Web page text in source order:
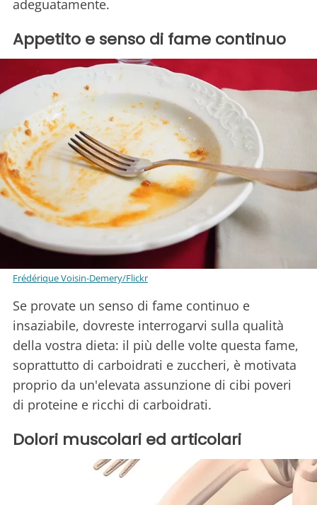
adeguatamente.
Appetito e senso di fame continuo
Frédérique Voisin-Demery/Flickr
Se provate un senso di fame continuo e
insaziabile, dovreste interrogarvi sulla qualità
della vostra dieta: il più delle volte questa fame,
soprattutto di carboidrati e zuccheri, è motivata
proprio da un'elevata assunzione di cibi poveri
di proteine e ricchi di carboidrati.
Dolori muscolari ed articolari